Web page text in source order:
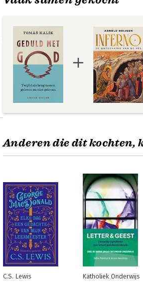
Anderen die dit kochten,
C.S. Lewis Katholiek Onderwijs